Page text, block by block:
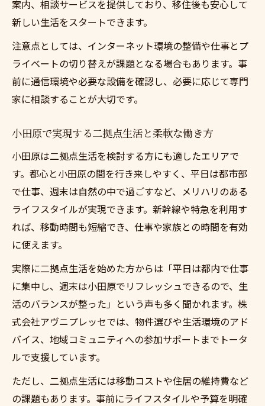
案内、相談サービスを提供しており、移住後も安心して
新しい生活をスタートできます。
注意点としては、インターネット環境の整備や仕事とプ
ライベートの切り替えが課題となる場合もあります。事
前に通信環境や必要な設備を確認し、必要に応じて専門
家に相談することが大切です。
小田原で実現する二拠点生活と柔軟な働き方
小田原は二拠点生活を検討する方にも適したエリアで
す。都心と小田原の間を行き来しやすく、平日は都市部
で仕事、週末は自然の中で過ごすなど、メリハリのある
ライフスタイルが実現できます。新幹線や特急を利用す
れば、移動時間も短縮でき、仕事や家族との時間を有効
に使えます。
実際に二拠点生活を始めた方からは「平日は都内で仕事
に集中し、週末は小田原でリフレッシュできるので、生
活のバランスが整った」という声も多く聞かれます。株
式会社アヴニプレッセでは、物件選びや生活環境のアド
バイス、地域コミュニティへの参加サポートまでトータ
ルで支援しています。
ただし、二拠点生活には移動コストや住居の維持費など
の課題もあります。事前にライフスタイルや予算を明確